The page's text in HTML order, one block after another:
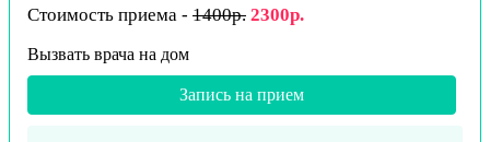
Стоимость приема - 1400р. 2300р.
Вызвать врача на дом
Запись на прием